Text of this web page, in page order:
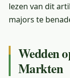
lezen van dit
majors te
Wedden
Markten